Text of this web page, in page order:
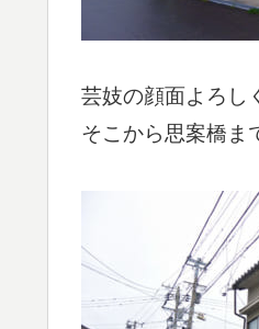
芸妓の顔面よろし
そこから思案橋ま